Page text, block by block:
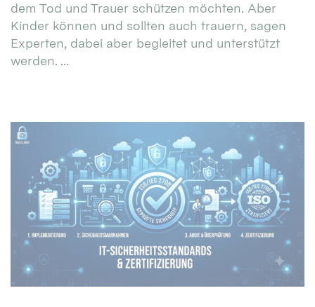
dem Tod und Trauer schützen möchten. Aber
Kinder können und sollten auch trauern, sagen
Experten, dabei aber begleitet und unterstützt
werden. ...